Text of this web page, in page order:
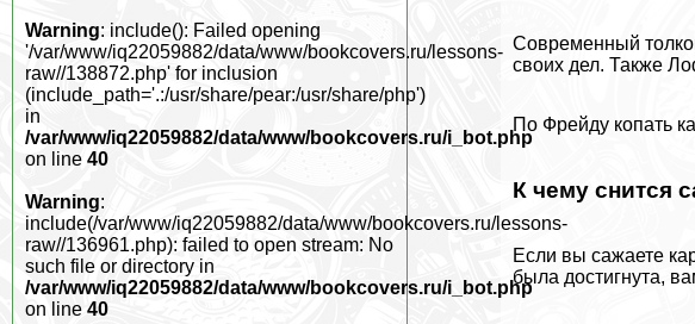
Современный
своих дел. Также
По Фрейду копать
К чему снится
Если вы сажаете
была достигнута,
Warning: include(): Failed opening
'/var/www/iq22059882/data/www/bookcovers.ru/lessons-
raw//138872.php' for inclusion
(include_path='.:/usr/share/pear:/usr/share/php')
in
/var/www/iq22059882/data/www/bookcovers.ru/i_bot.php
on line 40
Warning:
include(/var/www/iq22059882/data/www/bookcovers.ru/lessons-
raw//136961.php): failed to open stream: No
such file or directory in
/var/www/iq22059882/data/www/bookcovers.ru/i_bot.php
on line 40